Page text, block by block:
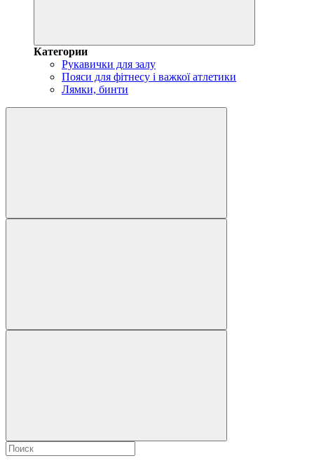
Категории
Рукавички для залу
Пояси для фітнесу і важкої атлетики
Лямки, бинти